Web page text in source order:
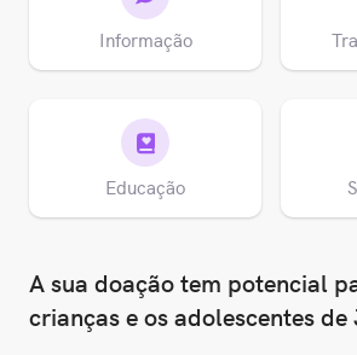
Informação
Educação
A sua doação tem potencial
crianças e os adolescentes